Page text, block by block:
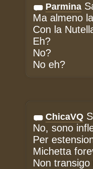
Parmina
Ma almeno
Con la
Eh?
No?
No eh?
ChicaVQ
No, sono
Per
Michetta
Non